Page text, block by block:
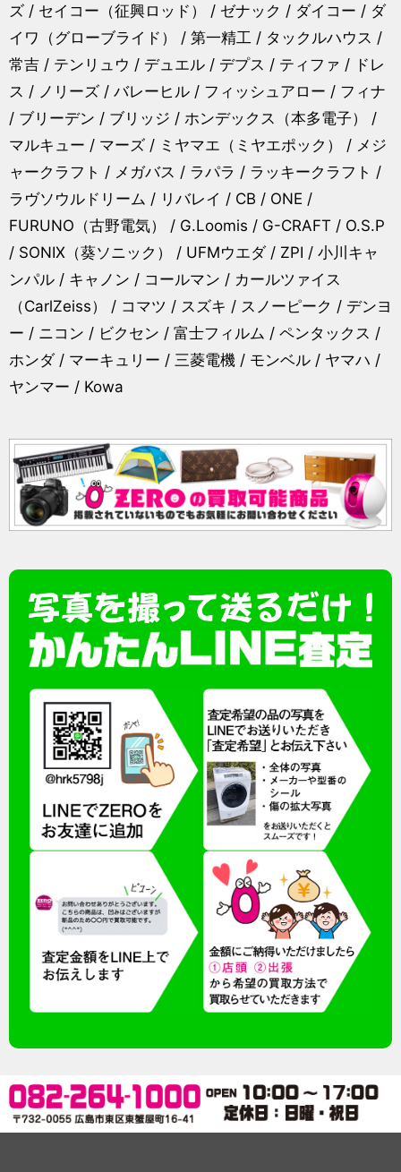
ズ / セイコー（征興ロッド） / ゼナック / ダイコー / ダ
イワ（グローブライド） / 第一精工 / タックルハウス /
常吉 / テンリュウ / デュエル / デプス / ティファ / ドレ
ス / ノリーズ / バレーヒル / フィッシュアロー / フィナ
/ ブリーデン / ブリッジ / ホンデックス（本多電子） /
マルキュー / マーズ / ミヤマエ（ミヤエポック） / メジ
ャークラフト / メガバス / ラパラ / ラッキークラフト /
ラヴソウルドリーム / リバレイ / CB / ONE /
FURUNO（古野電気） / G.Loomis / G-CRAFT / O.S.P
/ SONIX（葵ソニック） / UFMウエダ / ZPI / 小川キャ
ンパル / キャノン / コールマン / カールツァイス
（CarlZeiss） / コマツ / スズキ / スノーピーク / デンヨ
ー / ニコン / ビクセン / 富士フィルム / ペンタックス /
ホンダ / マーキュリー / 三菱電機 / モンベル / ヤマハ /
ヤンマー / Kowa